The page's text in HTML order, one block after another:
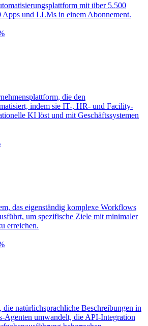
mit über 5.500
Apps und LLMs in einem Abonnement.
die den
indem sie IT-, HR- und Facility-
KI löst und mit Geschäftssystemen
das eigenständig komplexe Workflows
um spezifische Ziele mit minimaler
erreichen.
natürlichsprachliche Beschreibungen in
Agenten umwandelt, die API-Integration